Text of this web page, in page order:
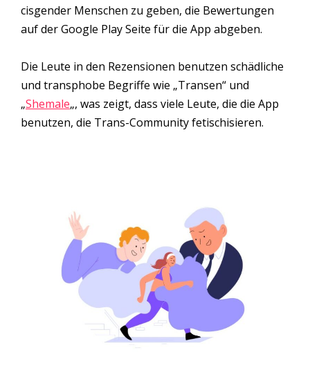
cisgender Menschen zu geben, die Bewertungen
auf der Google Play Seite für die App abgeben.
Die Leute in den Rezensionen benutzen schädliche
und transphobe Begriffe wie „Transen“ und
„Shemale„, was zeigt, dass viele Leute, die die App
benutzen, die Trans-Community fetischisieren.